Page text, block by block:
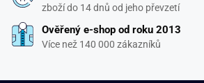
zboží do 14 dnů od jeho převzetí
Ověřený e-shop od roku 2013
Více než 140 000 zákazníků